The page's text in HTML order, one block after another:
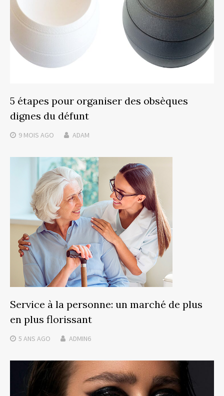
5 étapes pour organiser des obsèques
dignes du défunt
9 MOIS AGO ADAM
Service à la personne: un marché de plus
en plus florissant
5 ANS AGO ADMIN6